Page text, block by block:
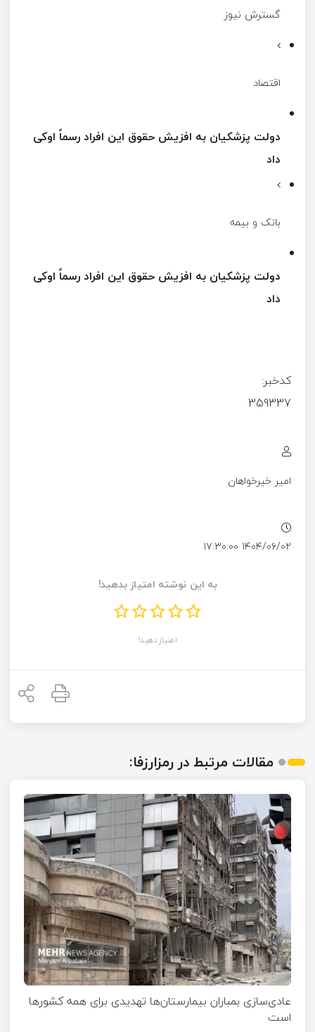
گسترش نیوز
اقتصاد
دولت پزشکیان به افزیش حقوق این افراد رسماً اوکی
داد
بانک و بیمه
دولت پزشکیان به افزیش حقوق این افراد رسماً اوکی
داد
کدخبر:
359337
امیر خیرخواهان
۱۴۰۴/۰۶/۰۲ ۱۷:۳۰:۰۰
به این نوشته امتیاز بدهید!
امتیاز دهید!
مقالات مرتبط در رمزارزفا:
عادی‌سازی بمباران بیمارستان‌ها تهدیدی برای همه کشورها
است